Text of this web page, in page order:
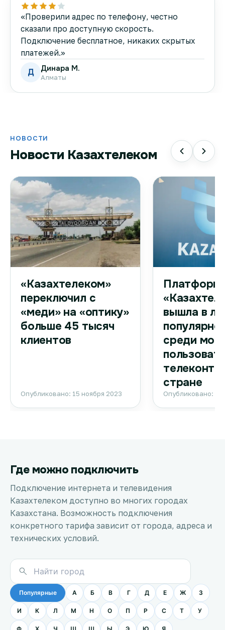
«Проверили адрес по телефону, честно
сказали про доступную скорость.
Подключение бесплатное, никаких скрытых
платежей.»
Д Динара М.
Алматы
НОВОСТИ
Новости Казахтелеком
«Казахтелеком»
переключил с
«меди» на «оптику»
больше 45 тысяч
клиентов
Опубликовано: 15 ноября 2023
вышла в
среди
стране
Опубликовано: 15
Где можно подключить
Подключение интернета и телевидения
Казахтелеком доступно во многих городах
Казахстана. Возможность подключения
конкретного тарифа зависит от города, адреса и
технических условий.
Популярные А Б В Г Д Е Ж З
И К Л М Н О П Р С Т У